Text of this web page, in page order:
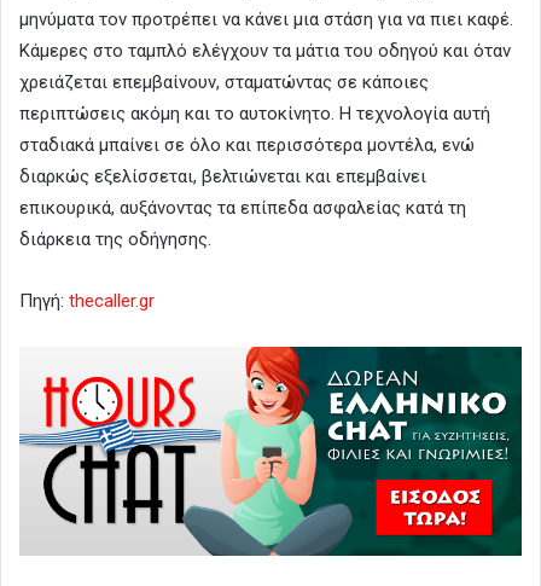
μηνύματα τον προτρέπει να κάνει μια στάση για να πιει καφέ.
Κάμερες στο ταμπλό ελέγχουν τα μάτια του οδηγού και όταν
χρειάζεται επεμβαίνουν, σταματώντας σε κάποιες
περιπτώσεις ακόμη και το αυτοκίνητο. Η τεχνολογία αυτή
σταδιακά μπαίνει σε όλο και περισσότερα μοντέλα, ενώ
διαρκώς εξελίσσεται, βελτιώνεται και επεμβαίνει
επικουρικά, αυξάνοντας τα επίπεδα ασφαλείας κατά τη
διάρκεια της οδήγησης.
Πηγή: thecaller.gr